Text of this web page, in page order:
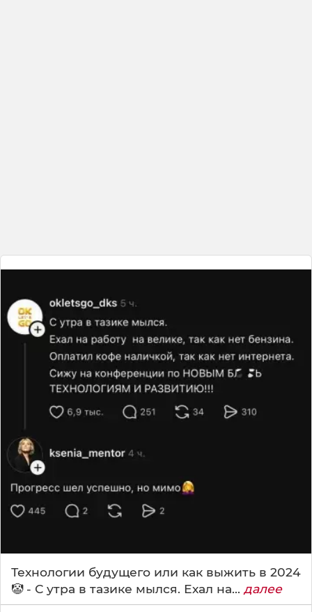
Технологии будущего или как выжить в 2024
🤡 - С утра в тазике мылся. Ехал на... далее